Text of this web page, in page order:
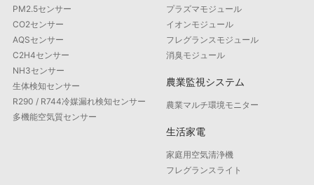
PM2.5センサー
CO2センサー
AQSセンサー
C2H4センサー
NH3センサー
生体検知センサー
R290 / R744冷媒漏れ検知センサー
多機能空気質センサー
プラズマモジュール
イオンモジュール
フレグランスモジュール
消臭モジュール
農業監視システム
農業マルチ環境モニター
生活家電
家庭用空気清浄機
フレグランスライト